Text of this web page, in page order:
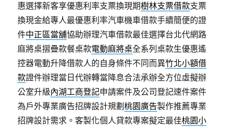
惠選擇新客享優惠利率支票換現期樹林支票借款支票
換現金給專人最優惠利率汽車機車借款手續簡便的證
件中正區當舖協助辦理汽車借款最佳選擇台北代網路
麻將桌摺疊款餐桌款電動麻將桌全系列桌款生優惠遙
控器電動升降借款人的自身條件不同而異竹北小額借
款證件辦理當日代辦轉當降息合法承辦全方位虛擬辦
公室升級內湖工商登記申請案件及公司登記速件案件
為戶外專業廣告招牌設計規劃桃園廣告製作推薦專業
招牌設計需求。客製化個人貸款專案擬定最佳桃園小